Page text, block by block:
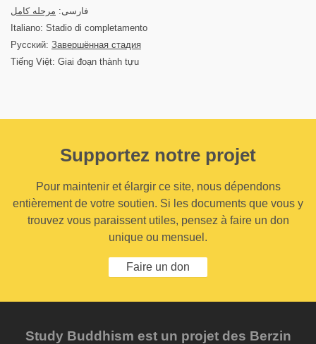
فارسی: مرحله کامل
Italiano: Stadio di completamento
Русский: Завершённая стадия
Tiếng Việt: Giai đoạn thành tựu
Supportez notre projet
Pour maintenir et élargir ce site, nous dépendons
entièrement de votre soutien. Si les documents que vous y
trouvez vous paraissent utiles, pensez à faire un don
unique ou mensuel.
Faire un don
Study Buddhism est un projet des Berzin